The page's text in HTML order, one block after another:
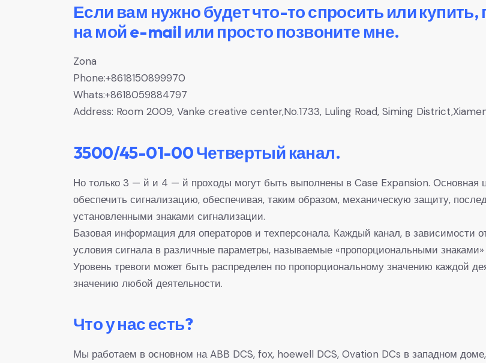
Если вам нужно будет что-то спросить или
на мой e-mail или просто позвоните мне.
Zona
Phone:+8618150899970
Whats:+8618059884797
Address: Room 2009, Vanke creative center,No.1733, Luling Road, Siming
3500/45-01-00 Четвертый канал.
Но только 3 — й и 4 — й проходы могут быть выполнены в Case Expansion. Основная
обеспечить сигнализацию, обеспечивая, таким образом, механическую защиту,
установленными знаками сигнализации.
Базовая информация для операторов и техперсонала. Каждый канал, в зависимости
условия сигнала в различные параметры, называемые «пропорциональными знаками»
Уровень тревоги может быть распределен по пропорциональному значению каждой
значению любой деятельности.
Что у нас есть?
Мы работаем в основном на ABB DCS, fox, hoewell DCS, Ovation DCs в западном